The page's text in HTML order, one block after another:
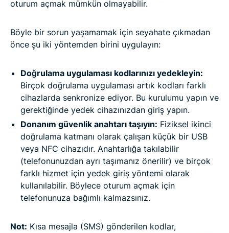
oturum açmak mümkün olmayabilir.
Böyle bir sorun yaşamamak için seyahate çıkmadan
önce şu iki yöntemden birini uygulayın:
Doğrulama uygulaması kodlarınızı yedekleyin:
Birçok doğrulama uygulaması artık kodları farklı
cihazlarda senkronize ediyor. Bu kurulumu yapın ve
gerektiğinde yedek cihazınızdan giriş yapın.
Donanım güvenlik anahtarı taşıyın: Fiziksel ikinci
doğrulama katmanı olarak çalışan küçük bir USB
veya NFC cihazıdır. Anahtarlığa takılabilir
(telefonunuzdan ayrı taşımanız önerilir) ve birçok
farklı hizmet için yedek giriş yöntemi olarak
kullanılabilir. Böylece oturum açmak için
telefonunuza bağımlı kalmazsınız.
Not: Kısa mesajla (SMS) gönderilen kodlar,